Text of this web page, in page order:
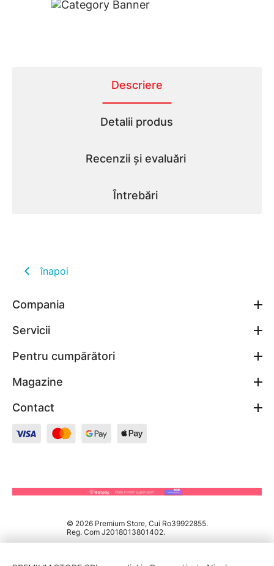
Descriere
Detalii produs
Recenzii și evaluări
Întrebări
înapoi
Compania
Servicii
Pentru cumpărători
Magazine
Contact
© 2026 Premium Store, Cui Ro39922855.
Reg. Com J2018013801402.